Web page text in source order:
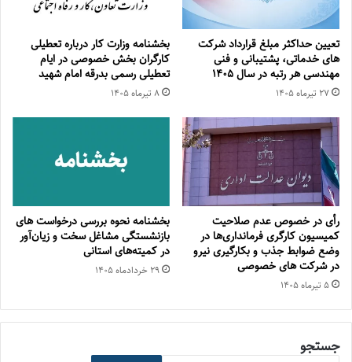
تعیین حداکثر مبلغ قرارداد شرکت
های خدماتی، پشتیبانی و فنی
مهندسی هر رتبه در سال ۱۴۰۵
۲۷ تیر‌ماه ۱۴۰۵
بخشنامه وزارت کار درباره تعطیلی
کارگران بخش خصوصی در ایام
تعطیلی رسمی بدرقه امام شهید
۸ تیر‌ماه ۱۴۰۵
رأی در خصوص عدم صلاحیت
کمیسیون کارگری فرمانداری‌ها در
وضع ضوابط جذب و بکارگیری نیرو
در شرکت های خصوصی
۵ تیر‌ماه ۱۴۰۵
بخشنامه نحوه بررسی درخواست های
بازنشستگی مشاغل سخت و زیان‌آور
در کمیته‌های استانی
۲۹ خرداد‌ماه ۱۴۰۵
جستجو